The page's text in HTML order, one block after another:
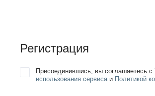
Регистрация
Присоединившись, вы соглашаетесь с
использования сервисаи Политикой